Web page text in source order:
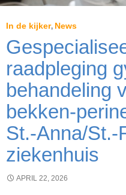
In de kijker, News
raadpleging
behandeling
bekken-
St.-Anna/St.-
ziekenhuis
APRIL 22, 2026